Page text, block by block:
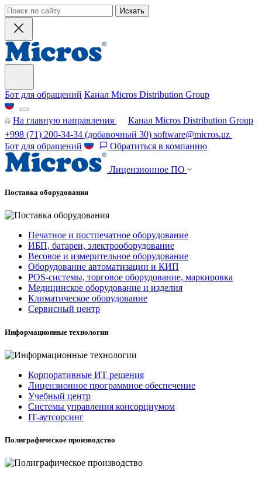
Искать
Бот для обращений Канал Micros Distribution Group
На главную направления
Канал Micros Distribution Group
+998 (71) 200-34-34 (добавочный 30) software@micros.uz
Бот для обращений
Обратиться в компанию
Лицензионное ПО
Поставка оборудования
Печатное и постпечатное оборудование
ИБП, батареи, электрооборудование
Весовое и измерительное оборудование
Оборудование автоматизации и КИП
POS-системы, торговое оборудование, маркировка
Медицинское оборудование и изделия
Климатическое оборудование
Сервисный центр
Информационные технологии
Корпоративные ИТ решения
Лицензионное программное обеспечение
Учебный центр
Системы управления консорциумом
IT-аутсорсинг
Полиграфическое производство